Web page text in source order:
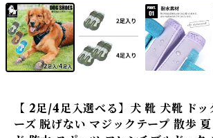
【 2足/4足入選べる】犬 靴 犬靴 ドッ
ーズ 脱げない マジックテープ 散歩